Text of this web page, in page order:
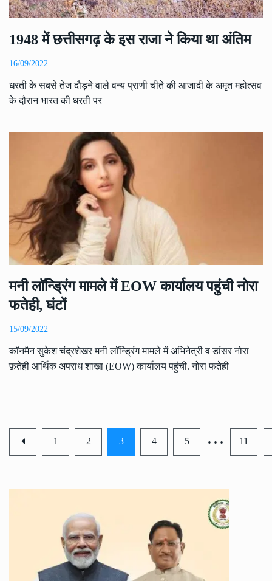
1948 में छत्तीसगढ़ के इस राजा ने किया था अंतिम
16/09/2022
धरती के सबसे तेज दौड़ने वाले वन्य प्राणी चीते की आजादी के अमृत महोत्सव
के दौरान भारत की धरती पर
मनी लॉन्ड्रिंग मामले में EOW कार्यालय पहुंची नोरा
फतेही, घंटों
15/09/2022
कॉनमैन सुकेश चंद्रशेखर मनी लॉन्ड्रिंग मामले में अभिनेत्री व डांसर नोरा
फ़तेही आर्थिक अपराध शाखा (EOW) कार्यालय पहुंची. नोरा फतेही
1 2 3 4 5 … 11